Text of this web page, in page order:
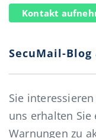
Kontakt
SecuMail-
Sie
uns erhalten Sie
Warnungen zu